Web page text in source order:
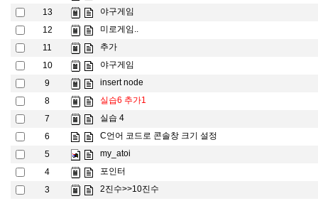
13
야구게임
12
미로게임..
11
추가
10
야구게임
9
insert node
8
실습6 추가1
7
실습 4
6
C언어 코드로 콘솔창 크기 설정
5
my_atoi
4
포인터
3
2진수>>10진수